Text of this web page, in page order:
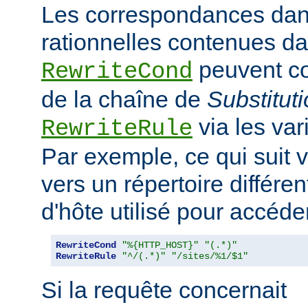
Les correspondances
rationnelles contenues
RewriteCond peuvent
de la chaîne de
RewriteRule via les
Par exemple, ce qui suit
vers un répertoire
d'hôte utilisé pour
RewriteCond "%{HTTP_HOST}"
"(.*)"
RewriteRule
"^/(.*)" "/sites/%1/$1"
Si la requête concernait